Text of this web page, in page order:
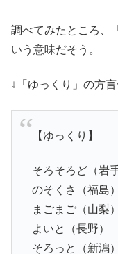
調べてみたところ、
いう意味だそう。
↓「ゆっくり」の方
【ゆっくり】
そろそろど（岩手
のそくさ（福島）
まごまご（山梨）
よいと（長野）
そろっと（新潟）